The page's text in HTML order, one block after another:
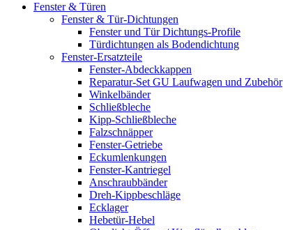
Fenster & Türen
Fenster & Tür-Dichtungen
Fenster und Tür Dichtungs-Profile
Türdichtungen als Bodendichtung
Fenster-Ersatzteile
Fenster-Abdeckkappen
Reparatur-Set GU Laufwagen und Zubehör
Winkelbänder
Schließbleche
Kipp-Schließbleche
Falzschnäpper
Fenster-Getriebe
Eckumlenkungen
Fenster-Kantriegel
Anschraubbänder
Dreh-Kippbeschläge
Ecklager
Hebetür-Hebel